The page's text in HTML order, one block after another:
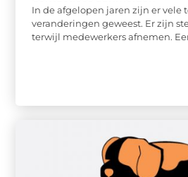
In de afgelopen jaren zijn er vele
veranderingen geweest. Er zijn
terwijl medewerkers afnemen.